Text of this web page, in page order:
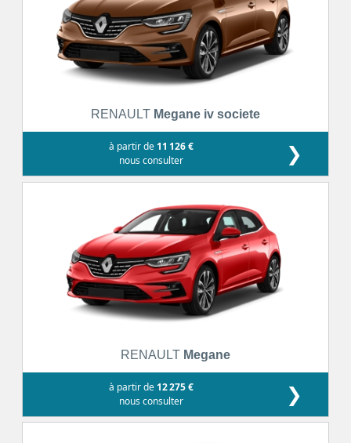
RENAULT Megane iv societe
à partir de 11 126 €
nous consulter
❯
RENAULT Megane
à partir de 12 275 €
nous consulter
❯